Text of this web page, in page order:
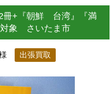
冊+『朝鮮 台湾』『満
象 さいたま市
出張買取